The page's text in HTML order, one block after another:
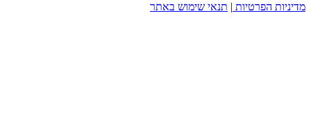
מדיניות הפרטיות | תנאי שימוש באתר